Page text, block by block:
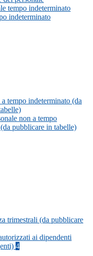
tempo indeterminato
indeterminato
tempo indeterminato (da
non a tempo
pubblicare in tabelle)
trimestrali (da pubblicare
ai dipendenti
4